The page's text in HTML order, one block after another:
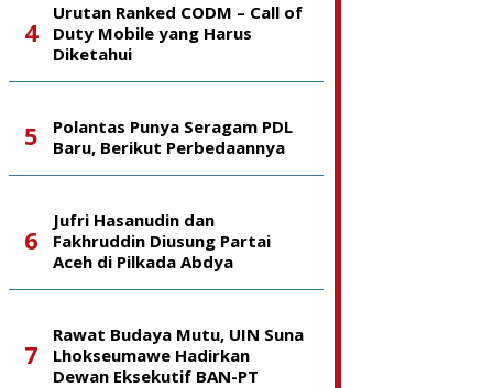
Urutan Ranked CODM – Call of
Duty Mobile yang Harus
Diketahui
Polantas Punya Seragam PDL
Baru, Berikut Perbedaannya
Jufri Hasanudin dan
Fakhruddin Diusung Partai
Aceh di Pilkada Abdya
Rawat Budaya Mutu, UIN Suna
Lhokseumawe Hadirkan
Dewan Eksekutif BAN-PT